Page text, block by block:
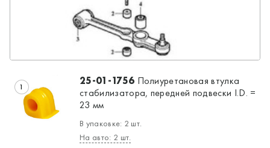
1 25-01-1756 Полиуретановая втулка
стабилизатора, передней подвески I.D. =
23 мм
В упаковке: 2 шт.
На авто: 2 шт.